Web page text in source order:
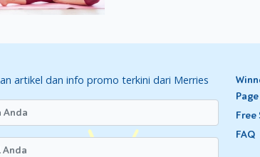
artikel dan info promo terkini dari Merries
Page
Free
FAQ